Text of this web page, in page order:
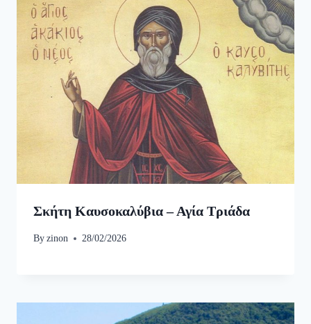
Σκήτη Καυσοκαλύβια – Αγία Τριάδα
Byzinon 28/02/2026